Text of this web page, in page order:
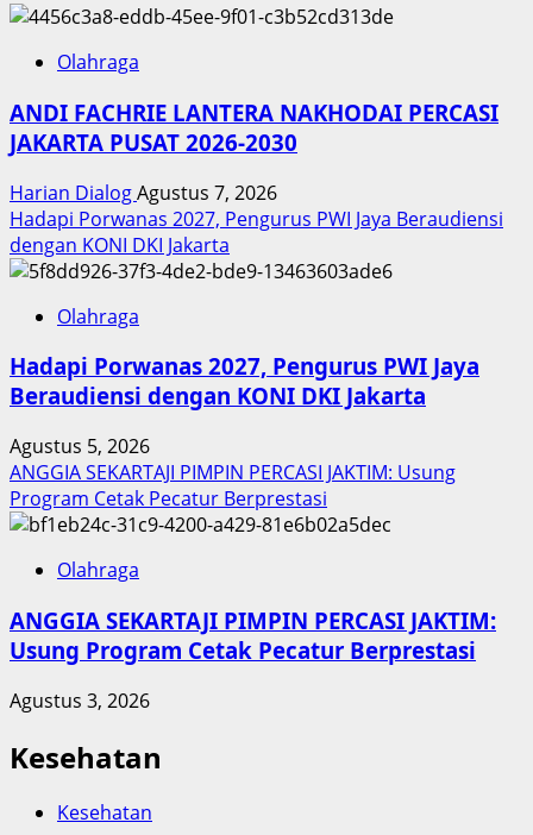
Olahraga
ANDI FACHRIE LANTERA NAKHODAI PERCASI
JAKARTA PUSAT 2026-2030
Harian DialogAgustus 7, 2026
Hadapi Porwanas 2027, Pengurus PWI Jaya Beraudiensi
dengan KONI DKI Jakarta
Olahraga
Hadapi Porwanas 2027, Pengurus PWI Jaya
Beraudiensi dengan KONI DKI Jakarta
Agustus 5, 2026
ANGGIA SEKARTAJI PIMPIN PERCASI JAKTIM: Usung
Program Cetak Pecatur Berprestasi
Olahraga
ANGGIA SEKARTAJI PIMPIN PERCASI JAKTIM:
Usung Program Cetak Pecatur Berprestasi
Agustus 3, 2026
Kesehatan
Kesehatan